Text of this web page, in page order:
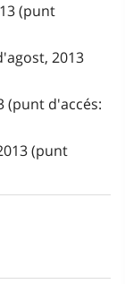
(punt
2013
(punt d'accés:
(punt